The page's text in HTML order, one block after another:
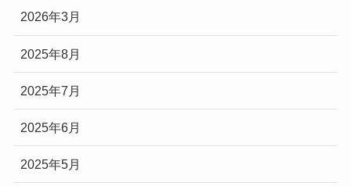
2026年3月
2025年8月
2025年7月
2025年6月
2025年5月